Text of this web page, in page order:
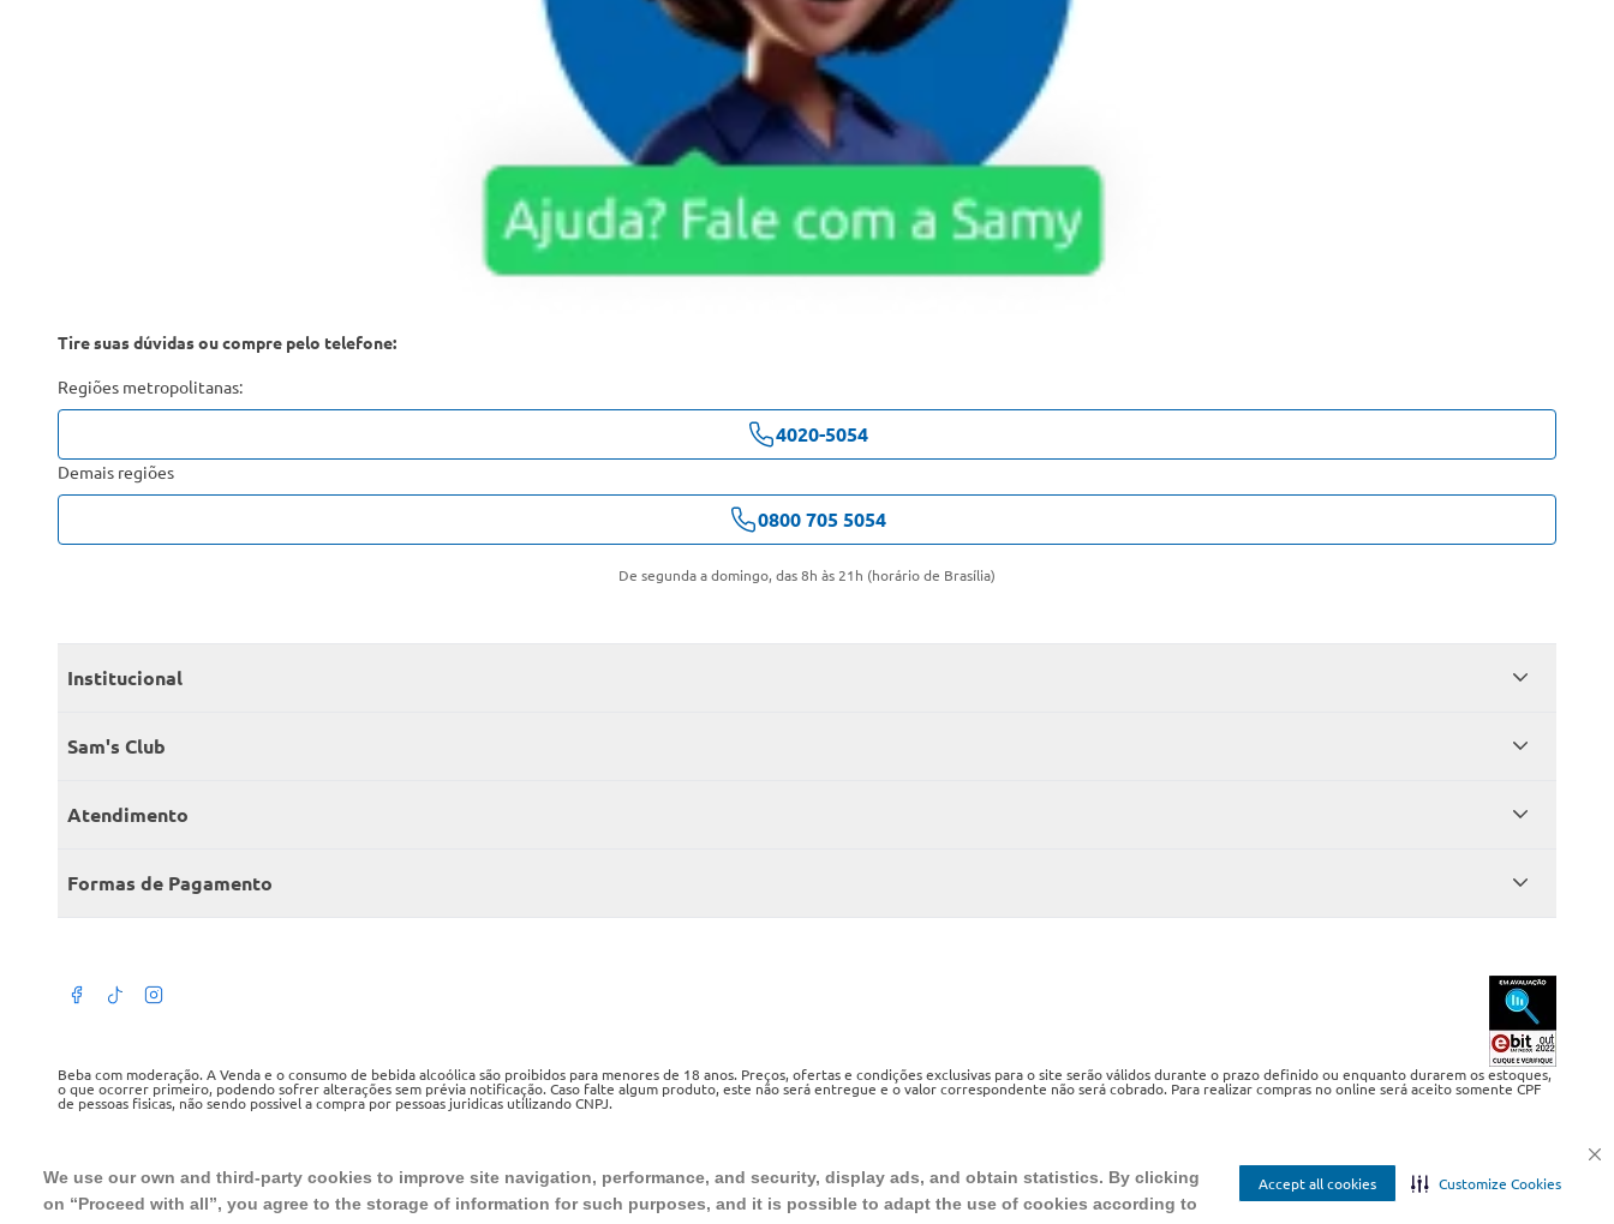
We use our own and third-party cookies to improve site navigation, performance, and security, display ads, and obtain statistics. By clicking
on “Proceed with all”, you agree to the storage of information for such purposes, and it is possible to adapt the use of cookies according to
Accept all cookies Customize Cookies
Tire suas dúvidas ou compre pelo telefone:
Regiões metropolitanas:
4020-5054
Demais regiões
0800 705 5054
De segunda a domingo, das 8h às 21h (horário de Brasília)
Institucional
Quem somos
Encontre um Clube
Sam's Club
Seja sócio
Member’s Mark
Atendimento
Fale conosco
Atendimento em libras
Termos de Uso
Política de privacidade
Regulamento cashback
Formas de Pagamento
Beba com moderação. A Venda e o consumo de bebida alcoólica são proibidos para menores de 18 anos. Preços, ofertas e condições exclusivas para o site serão válidos durante o prazo definido ou enquanto durarem os estoques,
o que ocorrer primeiro, podendo sofrer alterações sem prévia notificação. Caso falte algum produto, este não será entregue e o valor correspondente não será cobrado. Para realizar compras no online será aceito somente CPF
de pessoas fisicas, não sendo possivel a compra por pessoas juridicas utilizando CNPJ.
Tel.: 4020 5054